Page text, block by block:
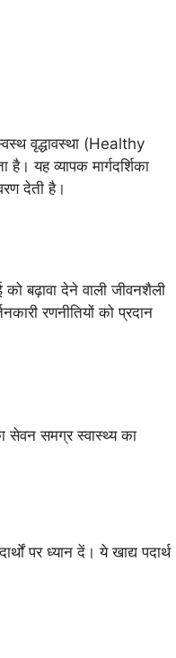
वृद्धावस्था (Healthy
यह व्यापक मार्गदर्शिका
देती है।
बढ़ावा देने वाली जीवनशैली
रणनीतियों को प्रदान
सेवन समग्र स्वास्थ्य का
पर ध्यान दें। ये खाद्य पदार्थ